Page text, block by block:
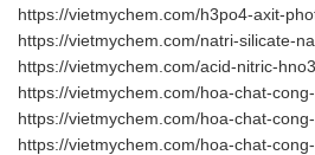
https://vietmychem.com/h3po4-axit-
https://vietmychem.com/natri-silicate-
https://vietmychem.com/acid-nitric-
https://vietmychem.com/hoa-chat-
https://vietmychem.com/hoa-chat-
https://vietmychem.com/hoa-chat-